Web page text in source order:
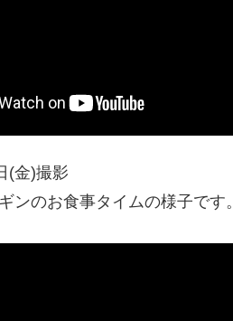
(金)撮影
ンのお食事タイムの様子です